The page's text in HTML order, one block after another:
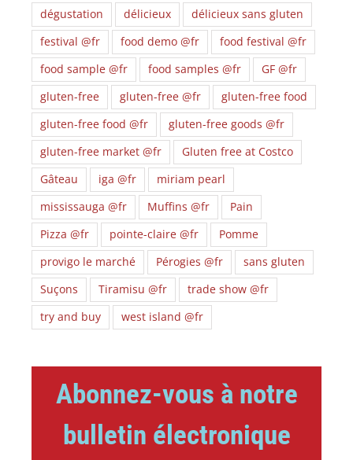
dégustation
délicieux
délicieux sans gluten
festival @fr
food demo @fr
food festival @fr
food sample @fr
food samples @fr
GF @fr
gluten-free
gluten-free @fr
gluten-free food
gluten-free food @fr
gluten-free goods @fr
gluten-free market @fr
Gluten free at Costco
Gâteau
iga @fr
miriam pearl
mississauga @fr
Muffins @fr
Pain
Pizza @fr
pointe-claire @fr
Pomme
provigo le marché
Pérogies @fr
sans gluten
Suçons
Tiramisu @fr
trade show @fr
try and buy
west island @fr
Abonnez-vous à notre
bulletin électronique